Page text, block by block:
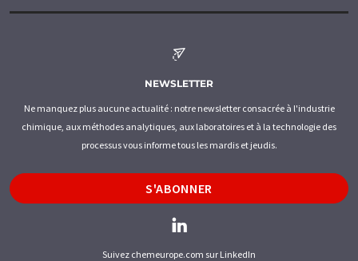
NEWSLETTER
Ne manquez plus aucune actualité : notre newsletter consacrée à l'industrie
chimique, aux méthodes analytiques, aux laboratoires et à la technologie des
processus vous informe tous les mardis et jeudis.
S'ABONNER
Suivez chemeurope.com sur LinkedIn